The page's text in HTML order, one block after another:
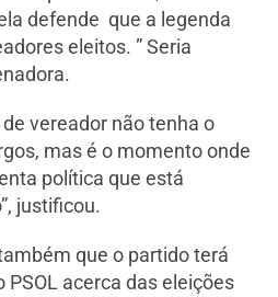
defende que a legenda
eleitos. ” Seria
vereador não tenha o
mas é o momento onde
política que está
justificou.
que o partido terá
acerca das eleições